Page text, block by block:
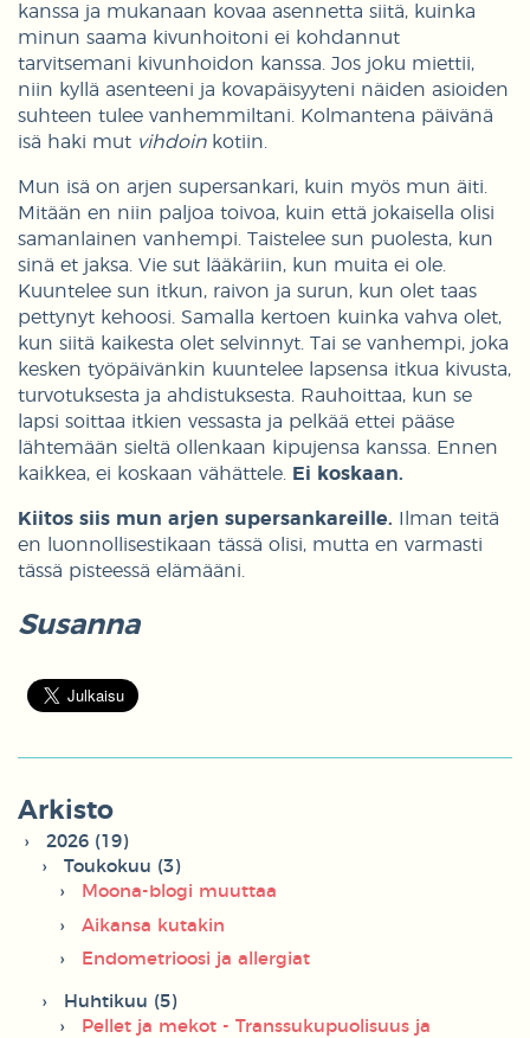
kanssa ja mukanaan kovaa asennetta siitä, kuinka
minun saama kivunhoitoni ei kohdannut
tarvitsemani kivunhoidon kanssa. Jos joku miettii,
niin kyllä asenteeni ja kovapäisyyteni näiden asioiden
suhteen tulee vanhemmiltani. Kolmantena päivänä
isä haki mut vihdoinkotiin.
Mun isä on arjen supersankari, kuin myös mun äiti.
Mitään en niin paljoa toivoa, kuin että jokaisella olisi
samanlainen vanhempi. Taistelee sun puolesta, kun
sinä et jaksa. Vie sut lääkäriin, kun muita ei ole.
Kuuntelee sun itkun, raivon ja surun, kun olet taas
pettynyt kehoosi. Samalla kertoen kuinka vahva olet,
kun siitä kaikesta olet selvinnyt. Tai se vanhempi, joka
kesken työpäivänkin kuuntelee lapsensa itkua kivusta,
turvotuksesta ja ahdistuksesta. Rauhoittaa, kun se
lapsi soittaa itkien vessasta ja pelkää ettei pääse
lähtemään sieltä ollenkaan kipujensa kanssa. Ennen
kaikkea, ei koskaan vähättele.
Ei koskaan.
Kiitos siis mun arjen supersankareille.
Ilman teitä
en luonnollisestikaan tässä olisi, mutta en varmasti
tässä pisteessä elämääni.
Susanna
Arkisto
2026 (19)
Toukokuu (3)
Moona-blogi muuttaa
Aikansa kutakin
Endometrioosi ja allergiat
Huhtikuu (5)
Pellet ja mekot - Transsukupuolisuus ja